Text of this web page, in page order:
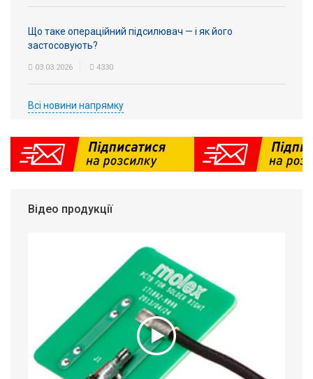
Що таке операційний підсилювач — і як його
застосовують?
03.03.2026 4330
Всі новини напрямку
Відео продукції